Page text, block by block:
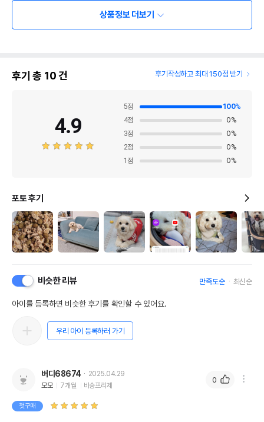
상품정보 더보기
후기 총 10건 후기작성하고 최대 150점 받기
4.9
5점 100%
4점 0%
3점 0%
2점 0%
1 점 0%
포토 후기
비슷한 리뷰 만족도순 최신순
아이를 등록하면 비슷한 후기를 확인할 수 있어요.
우리 아이 등록하러 가기
버디68674
2025.04.29
모모
7개월 비숑프리제
첫구매
0